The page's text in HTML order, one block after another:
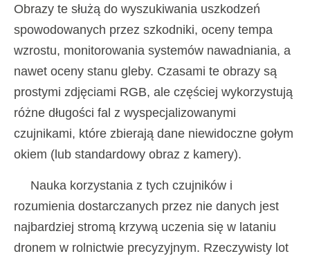
Obrazy te służą do wyszukiwania uszkodzeń
spowodowanych przez szkodniki, oceny tempa
wzrostu, monitorowania systemów nawadniania, a
nawet oceny stanu gleby. Czasami te obrazy są
prostymi zdjęciami RGB, ale częściej wykorzystują
różne długości fal z wyspecjalizowanymi
czujnikami, które zbierają dane niewidoczne gołym
okiem (lub standardowy obraz z kamery).
Nauka korzystania z tych czujników i
rozumienia dostarczanych przez nie danych jest
najbardziej stromą krzywą uczenia się w lataniu
dronem w rolnictwie precyzyjnym. Rzeczywisty lot